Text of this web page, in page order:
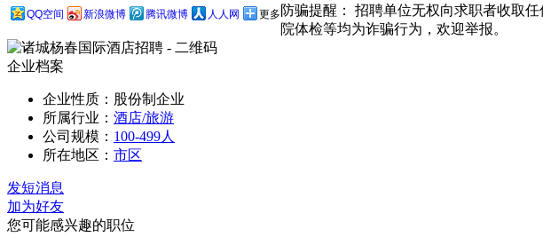
QQ空间 新浪微博 腾讯微博 人人网 更多 防骗提醒： 招聘单位无权向求职者收取
院体检等均为诈骗行为，欢迎举报。
企业档案
企业性质：股份制企业
所属行业： 酒店/旅游
公司规模： 100-499人
所在地区： 市区
发短消息
加为好友
您可能感兴趣的职位